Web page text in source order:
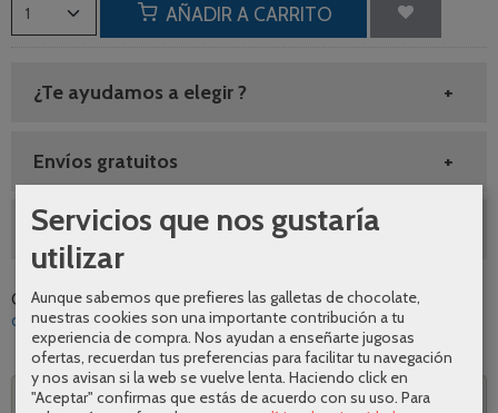
AÑADIR A CARRITO
¿Te ayudamos a elegir ?
Envíos gratuitos
SEGUNDAS REBAJAS AGOSTO
Categoría:Accesorios de baño|Tags:bano diseno calidad
comodidad moderno mundo-mesa sonia|Comentarios
Descripción
Servicios que nos gustaría
utilizar
Aunque sabemos que prefieres las galletas de chocolate,
nuestras cookies son una importante contribución a tu
experiencia de compra. Nos ayudan a enseñarte jugosas
ofertas, recuerdan tus preferencias para facilitar tu navegación
y nos avisan si la web se vuelve lenta. Haciendo click en
"Aceptar" confirmas que estás de acuerdo con su uso. Para